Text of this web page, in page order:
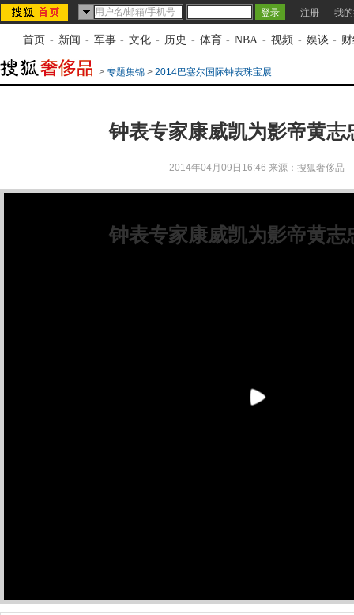
注册 我
首页 - 新闻 - 军事 - 文化 - 历史 - 体育 - NBA - 视频 - 娱谈 -
> 专题集锦 > 2014巴塞尔国际钟表珠宝展
钟表专家康威凯为影帝黄志
2014年04月09日16:46 来源： 搜狐奢侈品
钟表专家康威凯为影帝黄志